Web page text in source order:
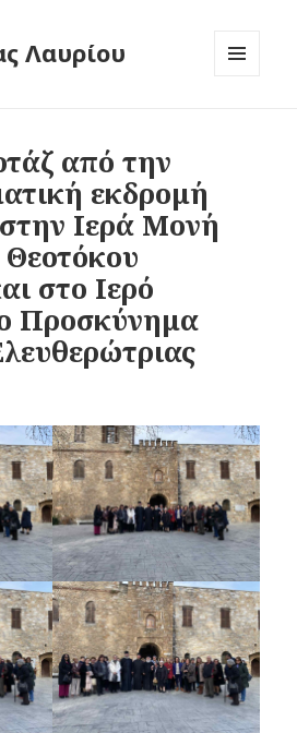
Λαυρίου
από την
εκδρομή
Ιερά Μονή
στο Ιερό
Προσκύνημα